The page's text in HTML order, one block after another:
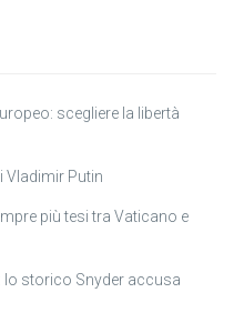
scegliere la libertà
Vladimir Putin
più tesi tra Vaticano e
lo storico Snyder accusa